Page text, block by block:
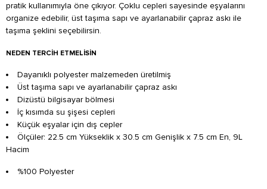
pratik kullanımıyla öne çıkıyor. Çoklu cepleri sayesinde eşyalarını
organize edebilir, üst taşıma sapı ve ayarlanabilir çapraz askı ile
taşıma şeklini seçebilirsin.
NEDEN TERCIH ETMELISIN
Dayanıklı polyester malzemeden üretilmiş
Üst taşıma sapı ve ayarlanabilir çapraz askı
Dizüstü bilgisayar bölmesi
İç kısımda su şişesi cepleri
Küçük eşyalar için dış cepler
Ölçüler: 22.5 cm Yükseklik x 30.5 cm Genişlik x 7.5 cm En, 9L
Hacim
%100 Polyester